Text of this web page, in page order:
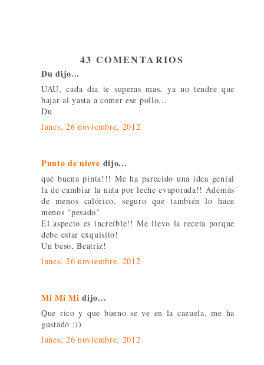
43 COMENTARIOS
Du dijo...
UAU, cada dia te superas mas. ya no tendre que
bajar al yasta a comer ese pollo...
Du
lunes, 26 noviembre, 2012
Punto de nieve dijo...
qué buena pinta!!! Me ha parecido una idea genial
la de cambiar la nata por leche evaporada!! Además
de menos calórico, seguro que también lo hace
menos "pesado"
El aspecto es increíble!! Me llevo la receta porque
debe estar exquisito!
Un beso, Beatriz!
lunes, 26 noviembre, 2012
Mi Mi Mi dijo...
Que rico y que bueno se ve en la cazuela, me ha
gustado :))
lunes, 26 noviembre, 2012